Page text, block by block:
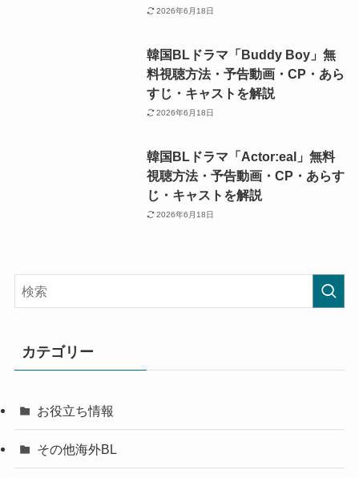
2026年6月18日
韓国BLドラマ「Buddy Boy」無
料視聴方法・予告動画・CP・あら
すじ・キャストを解説
2026年6月18日
韓国BLドラマ「Actor:eal」無料
視聴方法・予告動画・CP・あらす
じ・キャストを解説
2026年6月18日
カテゴリー
お役立ち情報
その他海外BL